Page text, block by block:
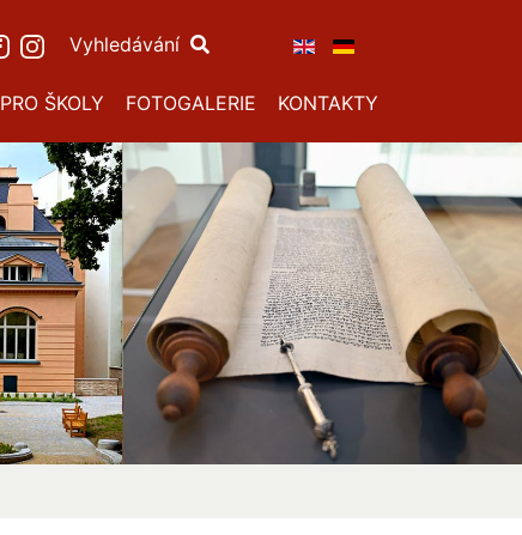
Vyhledávání
PRO ŠKOLY FOTOGALERIE KONTAKTY